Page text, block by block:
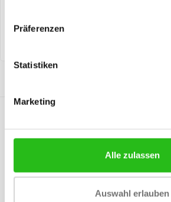
Präferenzen
Statistiken
Marketing
Alle zulassen
Auswahl erlauben
Abonnieren Sie unseren
Bleiben Sie auf dem Laufenden und